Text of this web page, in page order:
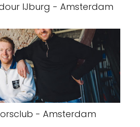
IJburg - Amsterdam
- Amsterdam